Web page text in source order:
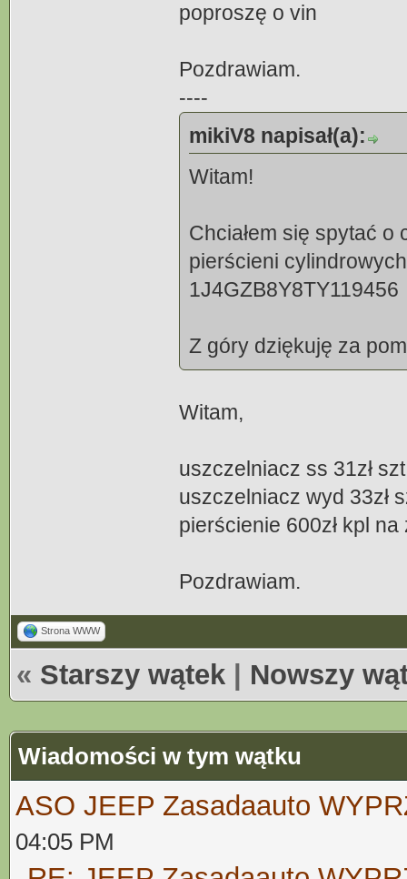
poproszę o vin
Pozdrawiam.
----
mikiV8 napisał(a):
Witam!
Chciałem się spytać
pierścieni
1J4GZB8Y8TY119456
Z góry dziękuję za
Witam,
uszczelniacz ss 31zł
uszczelniacz wyd 33zł
pierścienie 600zł kpl
Pozdrawiam.
Strona WWW
« Starszy wątek Nowszy
Wiadomości w tym wątku
ASO JEEP Zasadaauto
04:05 PM